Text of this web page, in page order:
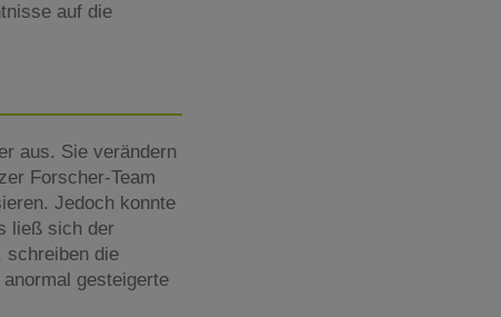
auf die
aus. Sie verändern
Forscher-Team
Jedoch konnte
ließ sich der
schreiben die
gesteigerte